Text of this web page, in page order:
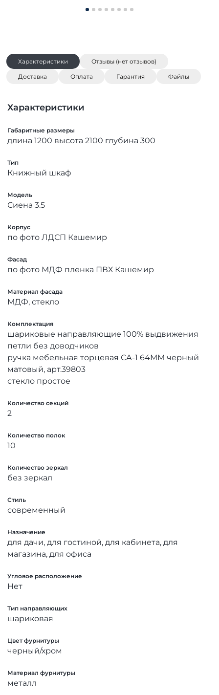
Характеристики Отзывы (нет отзывов)
Доставка Оплата Гарантия Файлы
Характеристики
Габаритные размеры
длина 1200 высота 2100 глубина 300
Тип
Книжный шкаф
Модель
Сиена 3.5
Корпус
по фото ЛДСП Кашемир
Фасад
по фото МДФ пленка ПВХ Кашемир
Материал фасада
МДФ, стекло
Комплектация
шариковые направляющие 100% выдвижения
петли без доводчиков
ручка мебельная торцевая СА-1 64ММ черный
матовый, арт.39803
стекло простое
Количество секций
2
Количество полок
10
Количество зеркал
без зеркал
Стиль
современный
Назначение
для дачи, для гостиной, для кабинета, для
магазина, для офиса
Угловое расположение
Нет
Тип направляющих
шариковая
Цвет фурнитуры
черный/хром
Материал фурнитуры
металл